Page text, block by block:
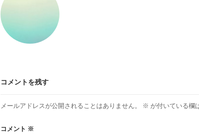
ー
シ
ン
コメントを残す
メールアドレスが公開されることはありません。 ※ が付いている欄
コメント ※